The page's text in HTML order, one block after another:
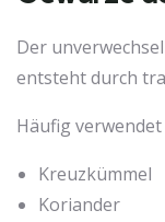
Der
entsteht durch
Häufig verwendet
Kreuzkümmel
Koriander